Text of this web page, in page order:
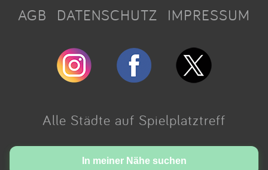
In meiner Nähe suchen
AGB DATENSCHUTZ IMPRESSUM
Alle Städte auf Spielplatztreff
Made with love in Cologne.